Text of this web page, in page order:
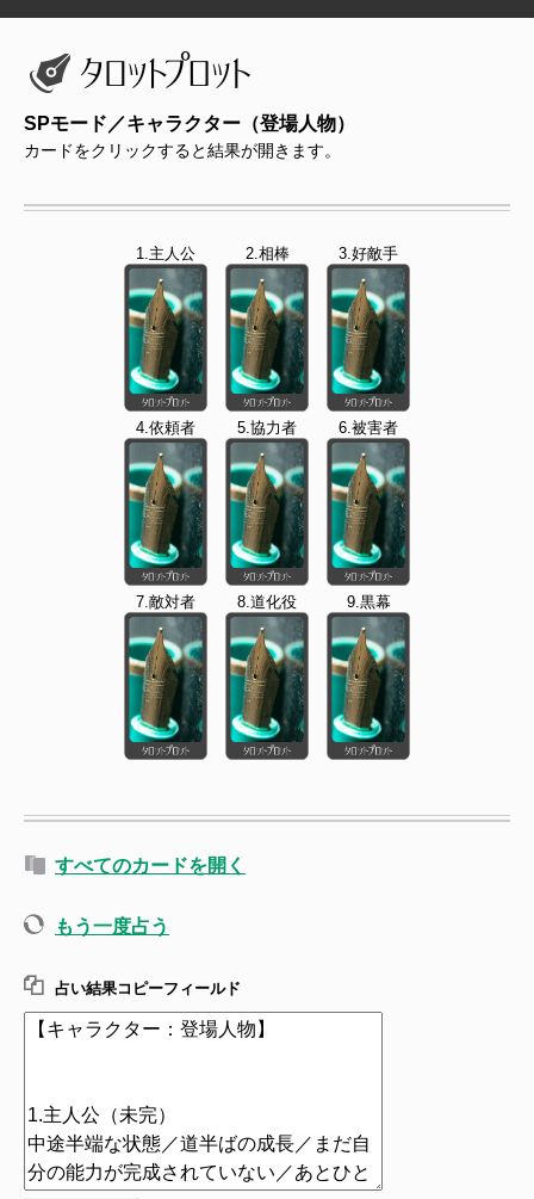
SPモード／キャラクター（登場人物）
カードをクリックすると結果が開きます。
1.主人公 2.相棒 3.好敵手
4.依頼者 5.協力者 6.被害者
7.敵対者 8.道化役 9.黒幕
すべてのカードを開く
もう一度占う
占い結果コピーフィールド